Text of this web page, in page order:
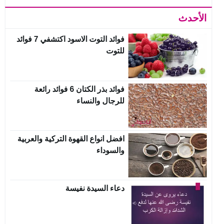
الأحدث
فوائد التوت الاسود اكتشفي 7 فوائد
للتوت
فوائد بذر الكتان 6 فوائد رائعة
للرجال والنساء
افضل انواع القهوة التركية والعربية
والسوداء
دعاء السيدة نفيسة